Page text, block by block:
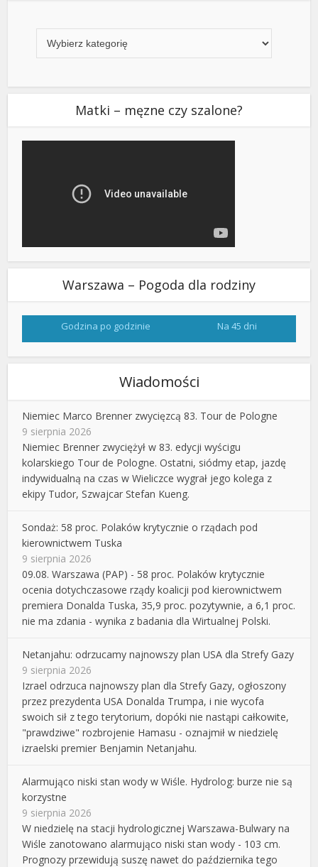
Matki – męzne czy szalone?
Warszawa – Pogoda dla rodziny
Godzina po godzinie Na 45 dni
Wiadomości
Niemiec Marco Brenner zwycięzcą 83. Tour de Pologne
9 sierpnia 2026
Niemiec Brenner zwyciężył w 83. edycji wyścigu
kolarskiego Tour de Pologne. Ostatni, siódmy etap, jazdę
indywidualną na czas w Wieliczce wygrał jego kolega z
ekipy Tudor, Szwajcar Stefan Kueng.
Sondaż: 58 proc. Polaków krytycznie o rządach pod
kierownictwem Tuska
9 sierpnia 2026
09.08. Warszawa (PAP) - 58 proc. Polaków krytycznie
ocenia dotychczasowe rządy koalicji pod kierownictwem
premiera Donalda Tuska, 35,9 proc. pozytywnie, a 6,1 proc.
nie ma zdania - wynika z badania dla Wirtualnej Polski.
Netanjahu: odrzucamy najnowszy plan USA dla Strefy Gazy
9 sierpnia 2026
Izrael odrzuca najnowszy plan dla Strefy Gazy, ogłoszony
przez prezydenta USA Donalda Trumpa, i nie wycofa
swoich sił z tego terytorium, dopóki nie nastąpi całkowite,
"prawdziwe" rozbrojenie Hamasu - oznajmił w niedzielę
izraelski premier Benjamin Netanjahu.
Alarmująco niski stan wody w Wiśle. Hydrolog: burze nie są
korzystne
9 sierpnia 2026
W niedzielę na stacji hydrologicznej Warszawa-Bulwary na
Wiśle zanotowano alarmująco niski stan wody - 103 cm.
Prognozy przewidują suszę nawet do października tego